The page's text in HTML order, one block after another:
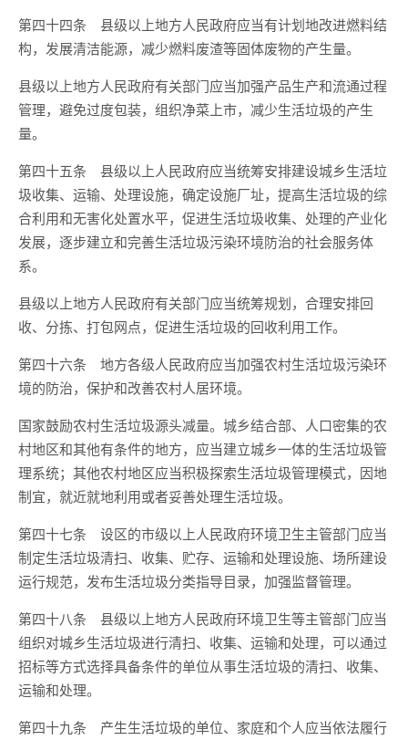
第四十四条 县级以上地方人民政府应当有计划地改进燃料结
构，发展清洁能源，减少燃料废渣等固体废物的产生量。
县级以上地方人民政府有关部门应当加强产品生产和流通过程
管理，避免过度包装，组织净菜上市，减少生活垃圾的产生
量。
第四十五条 县级以上人民政府应当统筹安排建设城乡生活垃
圾收集、运输、处理设施，确定设施厂址，提高生活垃圾的综
合利用和无害化处置水平，促进生活垃圾收集、处理的产业化
发展，逐步建立和完善生活垃圾污染环境防治的社会服务体
系。
县级以上地方人民政府有关部门应当统筹规划，合理安排回
收、分拣、打包网点，促进生活垃圾的回收利用工作。
第四十六条 地方各级人民政府应当加强农村生活垃圾污染环
境的防治，保护和改善农村人居环境。
国家鼓励农村生活垃圾源头减量。城乡结合部、人口密集的农
村地区和其他有条件的地方，应当建立城乡一体的生活垃圾管
理系统；其他农村地区应当积极探索生活垃圾管理模式，因地
制宜，就近就地利用或者妥善处理生活垃圾。
第四十七条 设区的市级以上人民政府环境卫生主管部门应当
制定生活垃圾清扫、收集、贮存、运输和处理设施、场所建设
运行规范，发布生活垃圾分类指导目录，加强监督管理。
第四十八条 县级以上地方人民政府环境卫生等主管部门应当
组织对城乡生活垃圾进行清扫、收集、运输和处理，可以通过
招标等方式选择具备条件的单位从事生活垃圾的清扫、收集、
运输和处理。
第四十九条 产生生活垃圾的单位、家庭和个人应当依法履行